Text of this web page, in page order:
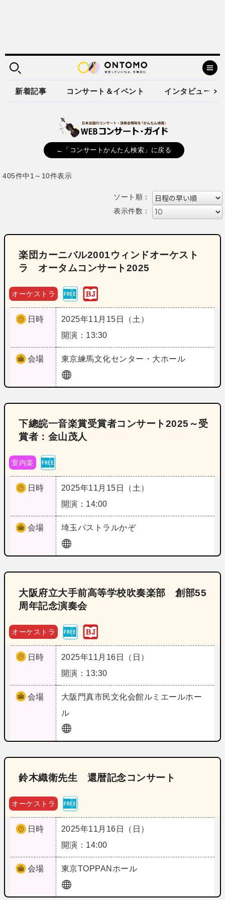
新着記事 コンサート＆イベント インタビュー
←「コンサートかんたん検索」に戻る
405件中1～10件表示
ソート順：
表示件数：
楽団カーニバル2001ウィンドオーケスト
ラ オータムコンサート2025
オーケストラ
日時
2025年11月15日（土）
開演：13:30
会場 東京練馬文化センター・大ホール
下總皖一音楽賞受賞者コンサート2025～受
賞者：金山茂人
室内楽
日時
2025年11月15日（土）
開演：14:00
会場 埼玉パストラルかぞ
大阪府立大手前高等学校吹奏楽部 創部55
周年記念演奏会
オーケストラ
日時
2025年11月16日（日）
開演：13:30
会場 大阪 門真市民文化会館ルミエールホー
ル
鈴木織衛先生 還暦記念コンサート
オーケストラ
日時
2025年11月16日（日）
開演：14:00
会場 東京TOPPANホール